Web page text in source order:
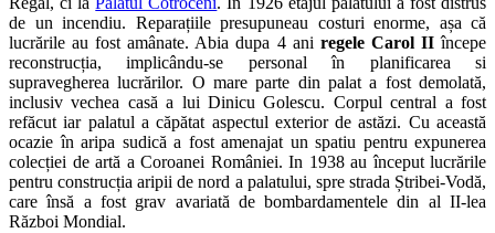
de un incendiu. Reparațiile presupuneau costuri enorme, așa că
lucrările au fost amânate. Abia dupa 4 ani regele Carol IIîncepe
reconstrucția, implicându-se personal în planificarea si
supravegherea lucrărilor. O mare parte din palat a fost demolată,
inclusiv vechea casă a lui Dinicu Golescu. Corpul central a fost
refăcut iar palatul a căpătat aspectul exterior de astăzi. Cu această
ocazie în aripa sudică a fost amenajat un spatiu pentru expunerea
colecției de artă a Coroanei României. In 1938 au început lucrările
pentru construcția aripii de nord a palatului, spre strada Ștribei-Vodă,
care însă a fost grav avariată de bombardamentele din al II-lea
Război Mondial.